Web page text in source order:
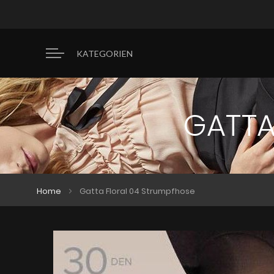
KATEGORIEN
Home Gatta Floral 04 Strumpfhose
Ende
der
Anfang
der